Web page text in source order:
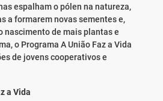
espalham o pólen na natureza,
a formarem novas sementes e,
nascimento de mais plantas e
o Programa A União Faz a Vida
de jovens cooperativos e
a Vida